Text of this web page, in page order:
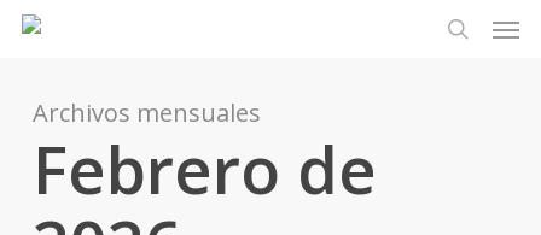
principalArchivos mensuales
Febrero de